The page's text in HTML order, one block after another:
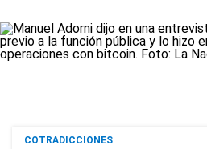
COTRADICCIONES